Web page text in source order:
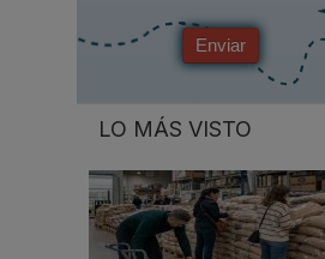
Enviar
LO MÁS VISTO